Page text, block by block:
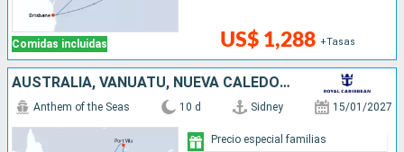
Comidas incluidas US$ 1,288 +Tasas
AUSTRALIA, VANUATU, NUEVA CALEDONIA
Anthem of the Seas 10 d Sidney 15/01/2027
Precio especial familias